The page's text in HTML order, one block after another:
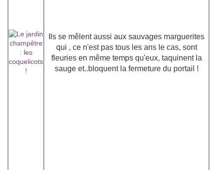
Ils se mêlent aussi aux sauvages marguerites
qui , ce n'est pas tous les ans le cas, sont
fleuries en même temps qu'eux, taquinent la
sauge et..bloquent la fermeture du portail !